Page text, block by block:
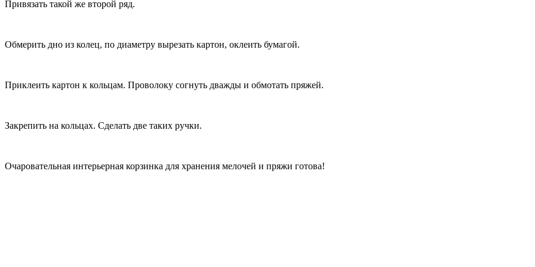
Привязать такой же второй ряд.
Обмерить дно из колец, по диаметру вырезать картон, оклеить бумагой.
Приклеить картон к кольцам. Проволоку согнуть дважды и обмотать пряжей.
Закрепить на кольцах. Сделать две таких ручки.
Очаровательная интерьерная корзинка для хранения мелочей и пряжи готова!